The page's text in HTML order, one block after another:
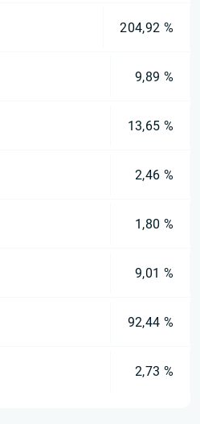
204,92 %
9,89 %
13,65 %
2,46 %
1,80 %
9,01 %
92,44 %
2,73 %